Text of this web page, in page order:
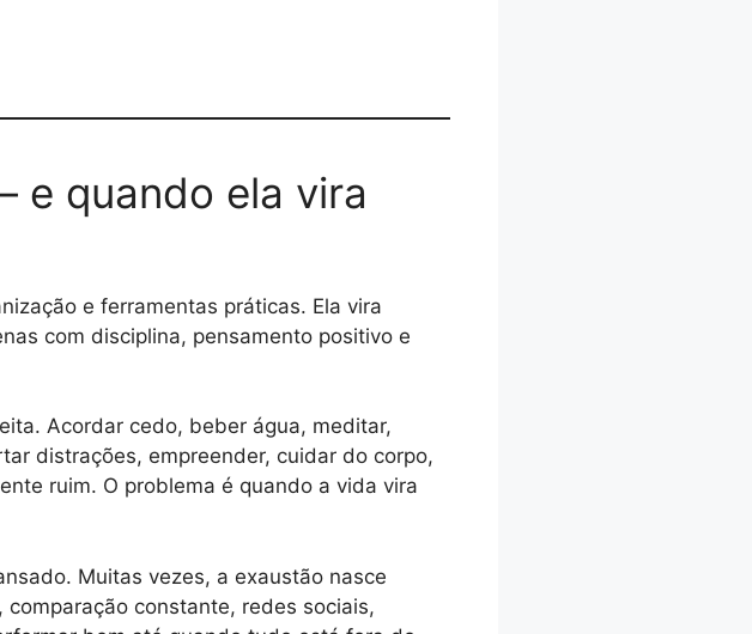
e quando ela vira
e ferramentas práticas. Ela vira
com disciplina, pensamento positivo e
Acordar cedo, beber água, meditar,
distrações, empreender, cuidar do corpo,
ruim. O problema é quando a vida vira
Muitas vezes, a exaustão nasce
constante, redes sociais,